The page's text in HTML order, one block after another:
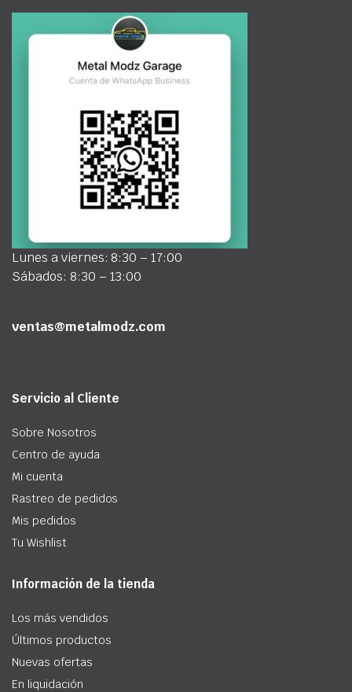
Lunes a viernes: 8:30 – 17:00
Sábados: 8:30 – 13:00
ventas@metalmodz.com
Servicio al Cliente
Sobre Nosotros
Centro de ayuda
Mi cuenta
Rastreo de pedidos
Mis pedidos
Tu Wishlist
Información de la tienda
Los más vendidos
Últimos productos
Nuevas ofertas
En liquidación